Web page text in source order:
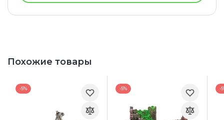
Похожие товары
-5% -5% -